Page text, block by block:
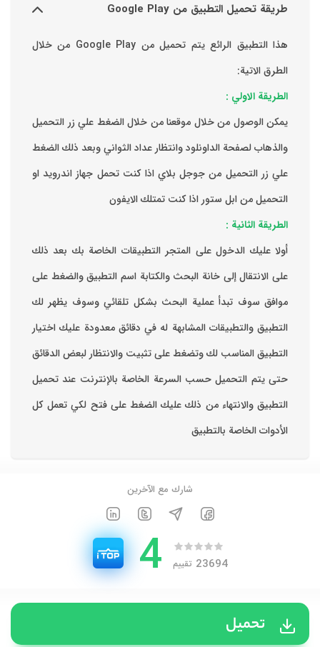
طريقة تحميل التطبيق من Google Play
هذا التطبيق الرائع يتم تحميل من Google Play من خلال
الطرق الاتية:
الطريقة الاولي :
يمكن الوصول من خلال موقعنا من خلال الضغط علي زر التحميل
والذهاب لصفحة الداونلود وانتظار عداد الثواني وبعد ذلك الضغط
علي زر التحميل من جوجل بلاي اذا كنت تحمل جهاز اندرويد او
التحميل من ابل ستور اذا كنت تمتلك الايفون
الطريقة الثانية :
‏أولا عليك الدخول على المتجر التطبيقات الخاصة بك ‏بعد ذلك
على الانتقال إلى خانة البحث والكتابة اسم التطبيق والضغط على
موافق ‏سوف تبدأ عملية البحث بشكل تلقائي وسوف يظهر لك
التطبيق والتطبيقات المشابهة له في دقائق معدودة ‏عليك اختيار
التطبيق المناسب لك وتضغط على تثبيت والانتظار لبعض الدقائق
حتى يتم التحميل حسب السرعة الخاصة بالإنترنت ‏عند تحميل
التطبيق والانتهاء من ذلك عليك الضغط على فتح لكي تعمل كل
الأدوات الخاصة بالتطبيق
شارك مع الآخرين
23694 تقييم 4
تحميل